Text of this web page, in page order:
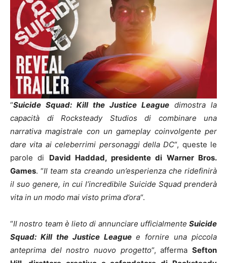
“Suicide Squad: Kill the Justice League dimostra la
capacità di Rocksteady Studios di combinare una
narrativa magistrale con un gameplay coinvolgente per
dare vita ai celeberrimi personaggi della DC“, queste le
parole di David Haddad, presidente di Warner Bros.
Games. “Il team sta creando un’esperienza che ridefinirà
il suo genere, in cui l’incredibile Suicide Squad prenderà
vita in un modo mai visto prima d’ora“.
“Il nostro team è lieto di annunciare ufficialmente Suicide
Squad: Kill the Justice Leaguee fornire una piccola
anteprima del nostro nuovo progetto“, affermaSefton